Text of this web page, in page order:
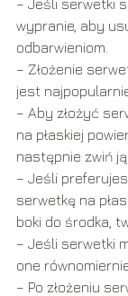
– Jeśli serwetki
wypranie, aby
odbarwieniom.
– Złożenie
jest
– Aby złożyć
na płaskiej
następnie zwiń ją
– Jeśli
serwetkę na
boki do środka,
– Jeśli serwetki
one
– Po złożeniu